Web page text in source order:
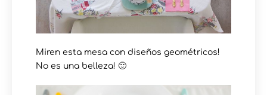
Miren esta mesa con diseños geométricos!
No es una belleza! 🙂